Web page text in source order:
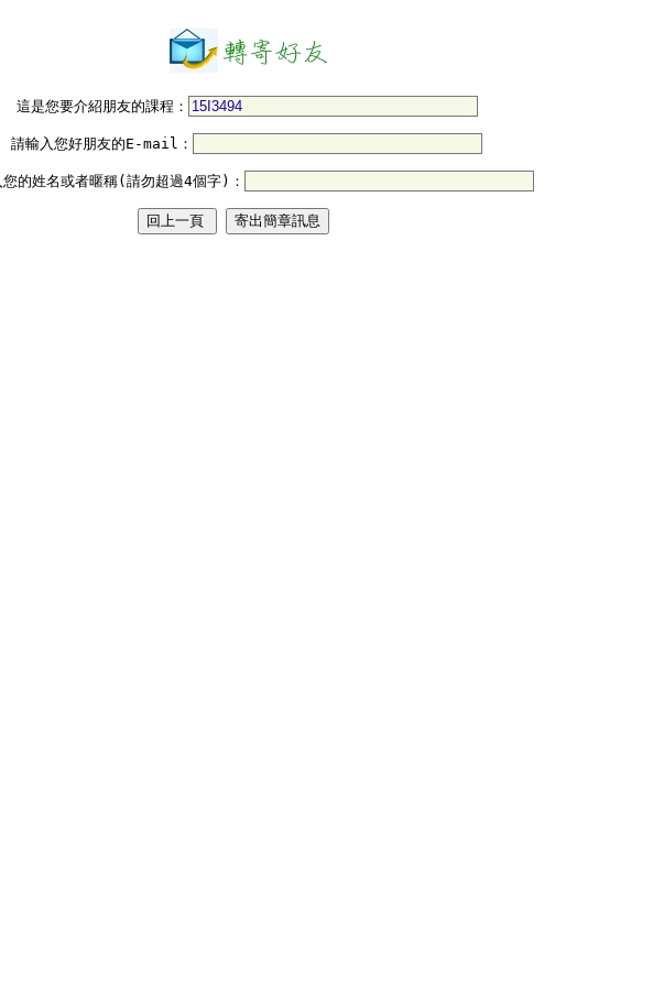
這是您要介紹朋友的課程：
請輸入您好朋友的E-mail：
您的姓名或者暱稱(請勿超過4個字)：